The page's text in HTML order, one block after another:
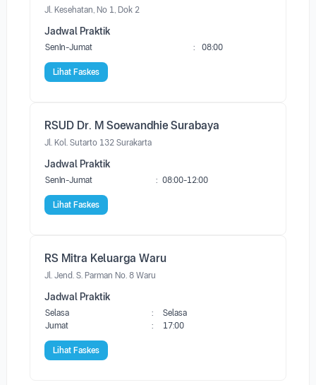
Jl. Kesehatan, No 1, Dok 2
Jadwal Praktik
Senin-Jumat : 08:00
Lihat Faskes
RSUD Dr. M Soewandhie Surabaya
Jl. Kol. Sutarto 132 Surakarta
Jadwal Praktik
Senin-Jumat : 08:00-12:00
Lihat Faskes
RS Mitra Keluarga Waru
Jl. Jend. S. Parman No. 8 Waru
Jadwal Praktik
Selasa :
Selasa
Jumat
: 17:00
Lihat Faskes